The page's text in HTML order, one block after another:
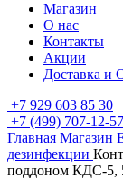
Магазин
О нас
Контакты
Акции
Доставка и
+7 929 603 85 30
+7 (499) 707-12-57
Главная Магазин
дезинфекции
поддоном КДС-5,